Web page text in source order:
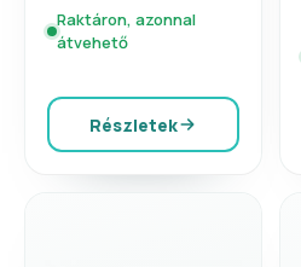
Raktáron, azonnal
átvehető
Részletek